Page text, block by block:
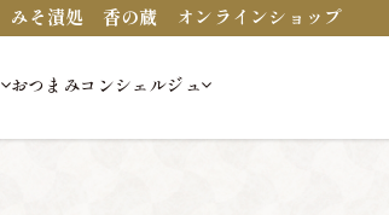
みそ漬処 香の蔵 オンラインショップ
おつまみコンシェルジュ